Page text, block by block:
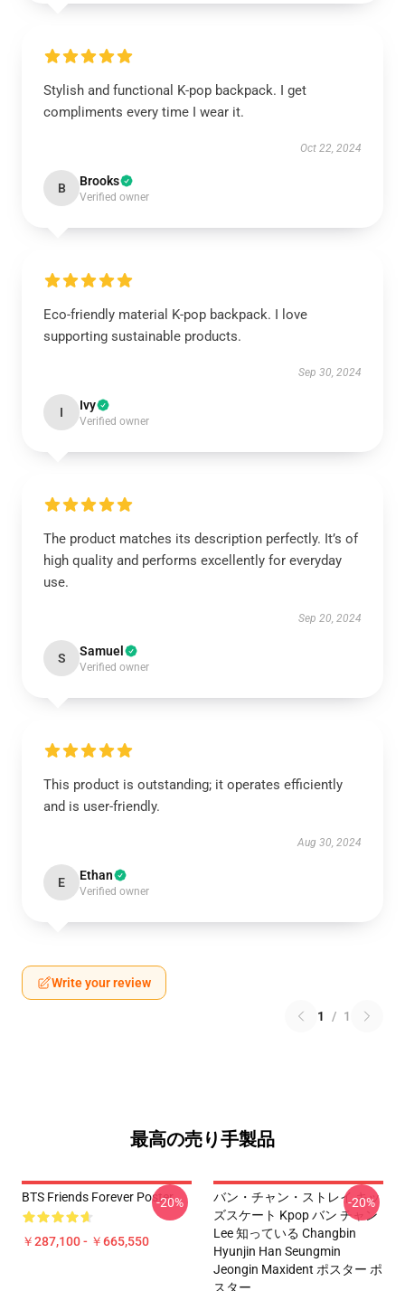
Stylish and functional K-pop backpack. I get
compliments every time I wear it.
Oct 22, 2024
B Brooks
Verified owner
Eco-friendly material K-pop backpack. I love
supporting sustainable products.
Sep 30, 2024
I Ivy
Verified owner
The product matches its description perfectly. It’s of
high quality and performs excellently for everyday
use.
Sep 20, 2024
S Samuel
Verified owner
This product is outstanding; it operates efficiently
and is user-friendly.
Aug 30, 2024
E Ethan
Verified owner
Write your review
1 / 1
最高の売り手製品
BTS Friends Forever Poster
￥287,100 - ￥665,550
-20%
バン・チャン・ストレイ キッ
ズスケート Kpop バン チャン
Lee 知っている Changbin
Hyunjin Han Seungmin
Jeongin Maxident ポスター ポ
スター
-20%